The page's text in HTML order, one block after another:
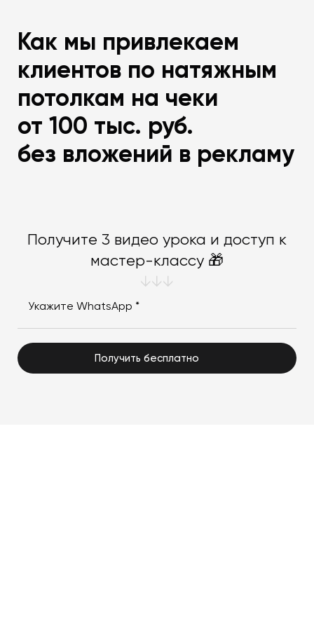
Как мы привлекаем
клиентов по натяжным
потолкам на чеки
от 100 тыс. руб.
без вложений в рекламу
Получите 3 видео урока и доступ к
мастер-классу 🎁
↓↓↓
Укажите WhatsApp *
Получить бесплатно